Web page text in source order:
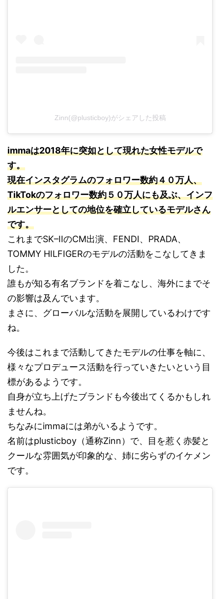
Zinn(@plusticboy)がシェアした投稿
immaは2018年に突如として現れた女性モデルで
す。
現在インスタグラムのフォロワー数約４０万人、
TikTokのフォロワー数約５０万人にも及ぶ、インフ
ルエンサーとしての地位を確立しているモデルさん
です。
これまでSK–IIのCM出演、FENDI、PRADA、
TOMMY HILFIGERのモデルの活動をこなしてきま
した。
誰もが知る有名ブランドを着こなし、海外にまでそ
の影響は及んでいます。
まさに、グローバルな活動を展開しているわけです
ね。
今後はこれまで活動してきたモデルの仕事を軸に、
様々なプロデュース活動を行っていきたいという目
標があるようです。
自身が立ち上げたブランドも今後出てくるかもしれ
ませんね。
ちなみにimmaには弟がいるようです。
名前はplusticboy（通称Zinn）で、目を惹く赤髪と
クールな雰囲気が印象的な、姉に劣らずのイケメン
です。